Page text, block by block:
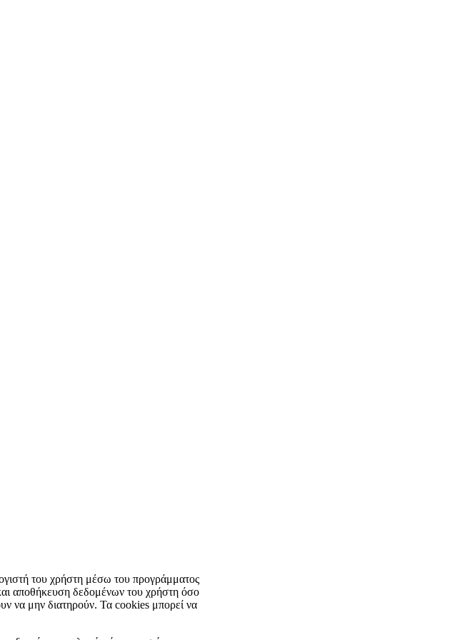
του χρήστη μέσω του προγράμματος
αποθήκευση δεδομένων του χρήστη όσο
να μην διατηρούν. Τα cookies μπορεί να